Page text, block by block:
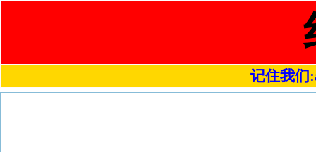
记住我们